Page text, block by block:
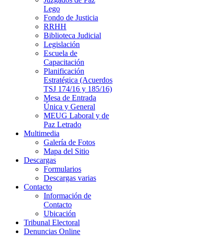
Lego
Fondo de Justicia
RRHH
Biblioteca Judicial
Legislación
Escuela de
Capacitación
Planificación
Estratégica (Acuerdos
TSJ 174/16 y 185/16)
Mesa de Entrada
Única y General
MEUG Laboral y de
Paz Letrado
Multimedia
Galería de Fotos
Mapa del Sitio
Descargas
Formularios
Descargas varias
Contacto
Información de
Contacto
Ubicación
Tribunal Electoral
Denuncias Online